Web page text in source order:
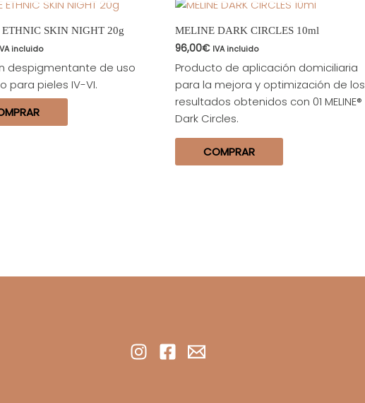
SKIN NIGHT 20g
incluido
despigmentante de uso
para pieles IV-VI.
MELINE DARK CIRCLES 10ml
96,00€ IVA incluido
Producto de aplicación domiciliaria
para la mejora y optimización de los
resultados obtenidos con 01 MELINE®
Dark Circles.
COMPRAR